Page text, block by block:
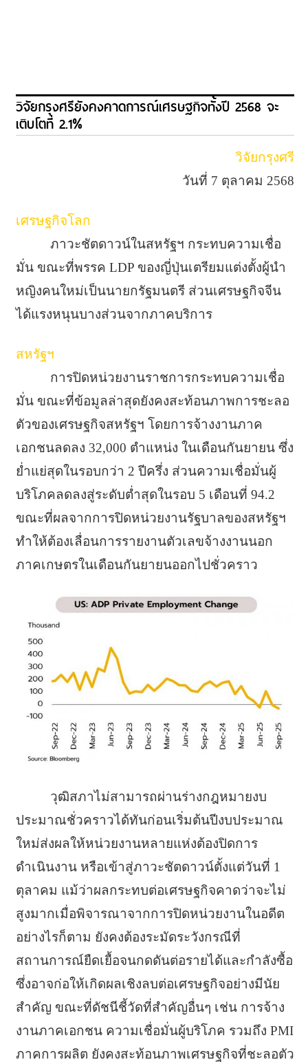
วิจัยกรุงศรียังคงคาดการณ์เศรษฐกิจทั้งปี 2568 จะ
เติบโตที่ 2.1%
วิจัยกรุงศรี
วันที่ 7 ตุลาคม 2568
เศรษฐกิจโลก
ภาวะชัตดาวน์ในสหรัฐฯ กระทบความเชื่อ
มั่น ขณะที่พรรค LDP ของญี่ปุ่นเตรียมแต่งตั้งผู้นำ
หญิงคนใหม่เป็นนายกรัฐมนตรี ส่วนเศรษฐกิจจีน
ได้แรงหนุนบางส่วนจากภาคบริการ
สหรัฐฯ
การปิดหน่วยงานราชการกระทบความเชื่อ
มั่น ขณะที่ข้อมูลล่าสุดยังคงสะท้อนภาพการชะลอ
ตัวของเศรษฐกิจสหรัฐฯ โดยการจ้างงานภาค
เอกชนลดลง 32,000 ตำแหน่ง ในเดือนกันยายน ซึ่ง
ย่ำแย่สุดในรอบกว่า 2 ปีครึ่ง ส่วนความเชื่อมั่นผู้
บริโภคลดลงสู่ระดับต่ำสุดในรอบ 5 เดือนที่ 94.2
ขณะที่ผลจากการปิดหน่วยงานรัฐบาลของสหรัฐฯ
ทำให้ต้องเลื่อนการรายงานตัวเลขจ้างงานนอก
ภาคเกษตรในเดือนกันยายนออกไปชั่วคราว
วุฒิสภาไม่สามารถผ่านร่างกฎหมายงบ
ประมาณชั่วคราวได้ทันก่อนเริ่มต้นปีงบประมาณ
ใหม่ส่งผลให้หน่วยงานหลายแห่งต้องปิดการ
ดำเนินงาน หรือเข้าสู่ภาวะชัตดาวน์ตั้งแต่วันที่ 1
ตุลาคม แม้ว่าผลกระทบต่อเศรษฐกิจคาดว่าจะไม่
สูงมากเมื่อพิจารณาจากการปิดหน่วยงานในอดีต
อย่างไรก็ตาม ยังคงต้องระมัดระวังกรณีที่
สถานการณ์ยืดเยื้อจนกดดันต่อรายได้และกำลังซื้อ
ซึ่งอาจก่อให้เกิดผลเชิงลบต่อเศรษฐกิจอย่างมีนัย
สำคัญ ขณะที่ดัชนีชี้วัดที่สำคัญอื่นๆ เช่น การจ้าง
งานภาคเอกชน ความเชื่อมั่นผู้บริโภค รวมถึง PMI
ภาคการผลิต ยังคงสะท้อนภาพเศรษฐกิจที่ชะลอตัว